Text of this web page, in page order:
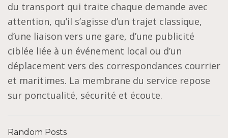
du transport qui traite chaque demande avec
attention, qu’il s’agisse d’un trajet classique,
d’une liaison vers une gare, d’une publicité
ciblée liée à un événement local ou d’un
déplacement vers des correspondances courrier
et maritimes. La membrane du service repose
sur ponctualité, sécurité et écoute.
Random Posts